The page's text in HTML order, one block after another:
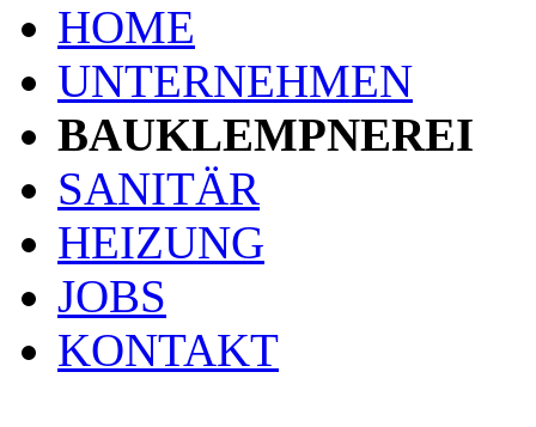
HOME
UNTERNEHMEN
BAUKLEMPNEREI
SANITÄR
HEIZUNG
JOBS
KONTAKT